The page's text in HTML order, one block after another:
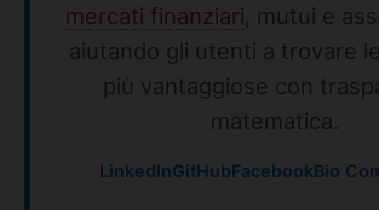
mercati finanziari , mutui e
aiutando gli utenti a trovare
più vantaggiose con
matematica.
LinkedInGitHubFacebookBio